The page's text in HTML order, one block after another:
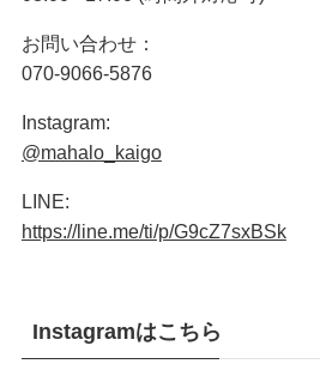
お問い合わせ：
070-9066-5876
Instagram:
@mahalo_kaigo
LINE:
https://line.me/ti/p/G9cZ7sxBSk
Instagramはこちら